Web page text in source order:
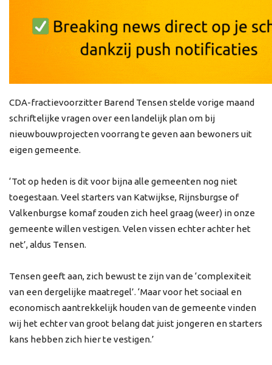
CDA-fractievoorzitter Barend Tensen stelde vorige maand
schriftelijke vragen over een landelijk plan om bij
nieuwbouwprojecten voorrang te geven aan bewoners uit
eigen gemeente.
‘Tot op heden is dit voor bijna alle gemeenten nog niet
toegestaan. Veel starters van Katwijkse, Rijnsburgse of
Valkenburgse komaf zouden zich heel graag (weer) in onze
gemeente willen vestigen. Velen vissen echter achter het
net’, aldus Tensen.
Tensen geeft aan, zich bewust te zijn van de ‘complexiteit
van een dergelijke maatregel’. ‘Maar voor het sociaal en
economisch aantrekkelijk houden van de gemeente vinden
wij het echter van groot belang dat juist jongeren en starters
kans hebben zich hier te vestigen.’